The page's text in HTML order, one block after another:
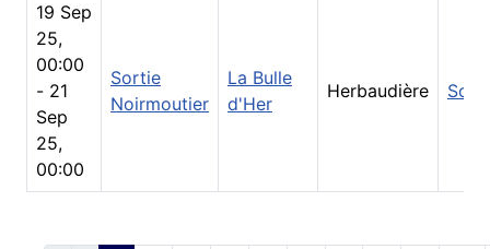
19 Sep
25,
00:00
- 21
Sep
25,
00:00
Sortie
Noirmoutier
La Bulle
d'Her
Herbaudière